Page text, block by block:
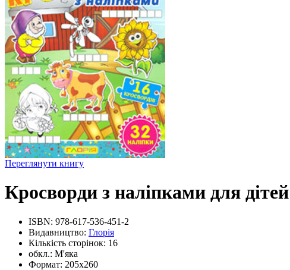
Переглянути книгу
Кросворди з наліпками для
ISBN: 978-617-536-451-2
Видавництво: Глорія
Кількість сторінок: 16
обкл.: М'яка
Формат: 205х260